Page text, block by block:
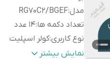
مدل:
RG70C2/BGEF
تعداد دکمه ها:14 عدد
نوع کاربری:کولر اسپلیت
نوع ریموت:سادهنمایش بیشتر